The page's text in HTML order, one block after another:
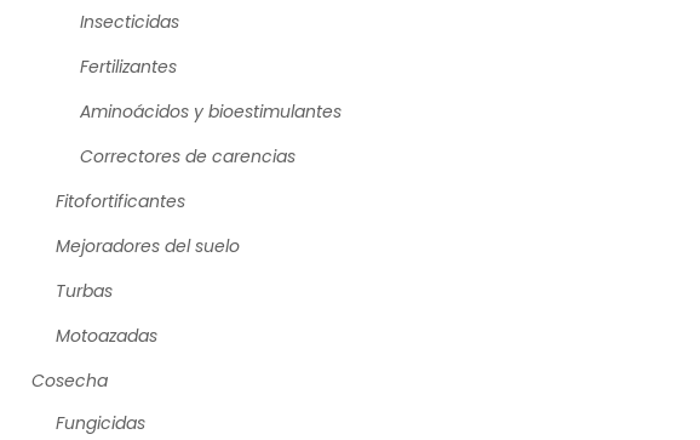
Insecticidas
Fertilizantes
Aminoácidos y bioestimulantes
Correctores de carencias
Fitofortificantes
Mejoradores del suelo
Turbas
Motoazadas
Cosecha
Fungicidas